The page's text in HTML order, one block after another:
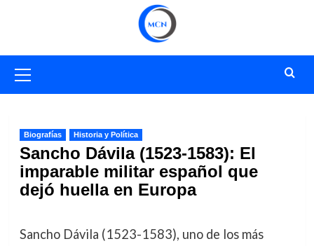
primario
Biografías Historia y Política
Sancho Dávila (1523-1583): El
imparable militar español que
dejó huella en Europa
Sancho Dávila (1523-1583), uno de los más